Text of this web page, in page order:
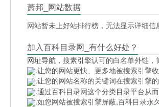
萧邦_网站数据
网站暂未上好站排行榜，无法显示详细信
加入百科目录网_有什么好处？
网址导航 ，搜素引擎认可的白名单外链
.让您的网站更快、更多地被搜索引擎
.让您的网站名称的关键词在搜索引擎
.通过百科目录网这个分类目录平台从
.如您网站被搜索引擎屏蔽,百科目录永